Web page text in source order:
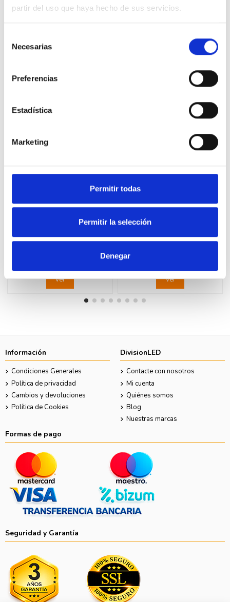
partir del uso que haya hecho de sus servicios.
Necesarias
Preferencias
Estadística
Marketing
Permitir todas
Permitir la selección
Denegar
16 productos en la misma categoría:
-51%
Fuera de stock
LEGRAND 078610 Tapa 2X
Ver
LEGRAND 077114 Toma 2P+TT
Ver
Información
Condiciones Generales
Política de privacidad
Cambios y devoluciones
Política de Cookies
DivisionLED
Contacte con nosotros
Mi cuenta
Quiénes somos
Blog
Nuestras marcas
Formas de pago
Seguridad y Garantía